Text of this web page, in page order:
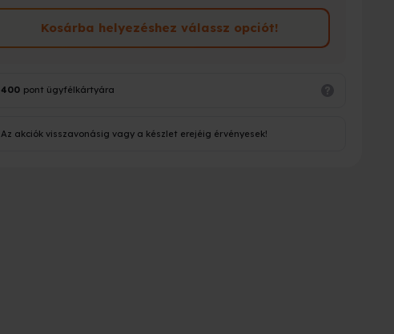
Kosárba helyezéshez válassz opciót!
400 pont ügyfélkártyára
Az akciók visszavonásig vagy a készlet erejéig érvényesek!